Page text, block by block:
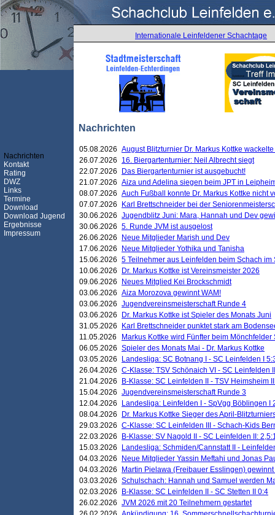
Internationale Leinfeldener Schachtage
Nachrichten
Nachrichten
Kontakt
Rating
DWZ
Links
Termine
Download
Download Jugend
Ergebnisse
Impressum
05.08.2026 August Blitzturnier Dr. Markus Kottke
26.07.2026
16. Biergartenturnier: Neil Albrecht siegt
22.07.2026
Das Biergartenturnier ist ausgebucht!
21.07.2026 Aiza und Adelina siegen beim JPT in
08.07.2026 Auch Fußball konnte Dr. Markus Kottke nicht
07.07.2026
Karl Brettschneider bei der
30.06.2026 Jugendblitz Juni: Mara, Hannah und Dev
30.06.2026 5. Runde JVM ist ausgelost
26.06.2026
Neue Mitglieder Marish und Dev
17.06.2026
Neue Mitglieder Yothika und Tanisha
15.06.2026 5 Teilnehmer aus Leinfelden beim Schach
10.06.2026
Dr. Markus Kottke ist Vereinsmeister 2026
09.06.2026
Neues Mitglied Kei Brockschmidt
03.06.2026 Aiza Morozova gewinnt WAM!
03.06.2026 Jugendvereinsmeisterschaft Runde 4
03.06.2026
Dr. Markus Kottke ist Spieler des Monats Juni
31.05.2026
Karl Brettschneider punktet stark am
11.05.2026
Markus Kottke wird Fünfter beim
06.05.2026 Spieler des Monats Mai - Dr. Markus Kottke
03.05.2026
Landesliga: SC Botnang I - SC Leinfelden I
26.04.2026 C-Klasse: TSV Schönaich VI - SC Leinfelden
21.04.2026
B-Klasse: SC Leinfelden II - TSV Heimsheim
15.04.2026 Jugendvereinsmeisterschaft Runde 3
12.04.2026
Landesliga: Leinfelden I - SpVgg Böblingen I
08.04.2026
Dr. Markus Kottke Sieger des April-
29.03.2026 C-Klasse: SC Leinfelden III - Schach-Kids
22.03.2026
B-Klasse: SV Nagold II - SC Leinfelden II:
15.03.2026
Landesliga: Schmiden/Cannstatt II -
04.03.2026
Neue Mitglieder Yassin Meftahi und Jonas
04.03.2026
Martin Pielawa (Freibauer Esslingen)
03.03.2026 Schulschach: Hannah und Samuel werden
02.03.2026
B-Klasse: SC Leinfelden II - SC Stetten II 0:4
26.02.2026 JVM 2026 mit 20 Teilnehmern gestartet